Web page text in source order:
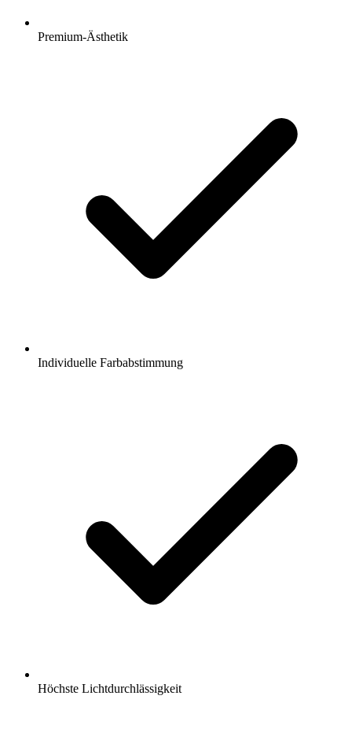
Premium-Ästhetik
Individuelle Farbabstimmung
Höchste Lichtdurchlässigkeit